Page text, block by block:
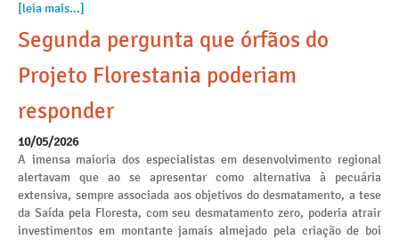
[leia mais...]
Segunda pergunta que órfãos do
Projeto Florestania poderiam
responder
10/05/2026
A imensa maioria dos especialistas em desenvolvimento regional
alertavam que ao se apresentar como alternativa à pecuária
extensiva, sempre associada aos objetivos do desmatamento, a tese
da Saída pela Floresta, com seu desmatamento zero, poderia atrair
investimentos em montante jamais almejado pela criação de boi